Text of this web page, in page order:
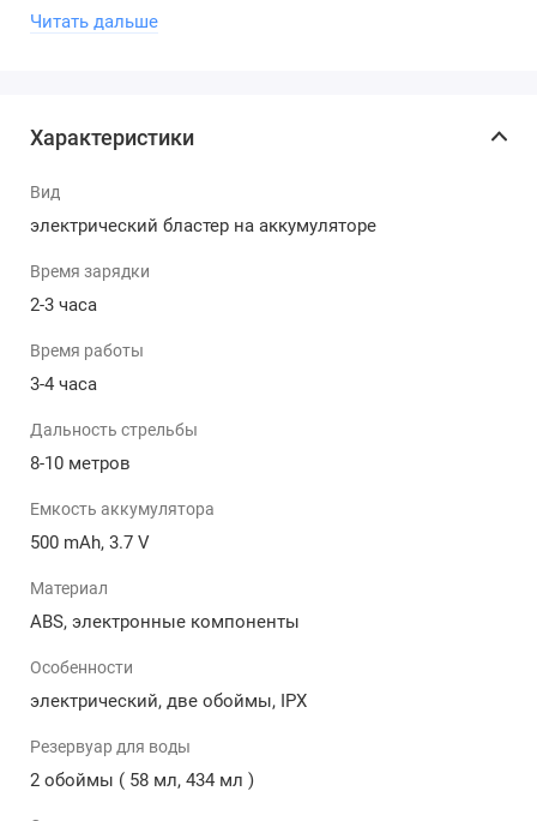
Просто быстро замените обойму и продолжайте
удержание благодаря эргономичной рукоятке. Вы
сражениями вместе с друзьями и семьей, создавая
незабываемые моменты веселья и соперничества.
Основные характеристики включают в себя:
• Емкость: бластер Глок 18 на аккумуляторе имеет
большую ёмкость на две обоймы, что позволяет
дозаправки.
• Диапазон пульверизатора: благодаря высокому
давлению, автоматический бластер может стрелять
• Электрический механизм: работает от аккумулятора,
распыления воды.
• Водонепроницаемость: игрушка оснащена
специальной системой влагозащиты, которая делает
бластер полностью безопасным для детей.
Особенности:
• Легкий и удобный в использовании, что делает его
Читать дальше
Характеристики
Вид
электрический бластер на аккумуляторе
Время зарядки
2-3 часа
Время работы
3-4 часа
Дальность стрельбы
8-10 метров
Емкость аккумулятора
500 mAh, 3.7 V
Материал
ABS, электронные компоненты
Особенности
электрический, две обоймы, IPX
Резервуар для воды
2 обоймы ( 58 мл, 434 мл )